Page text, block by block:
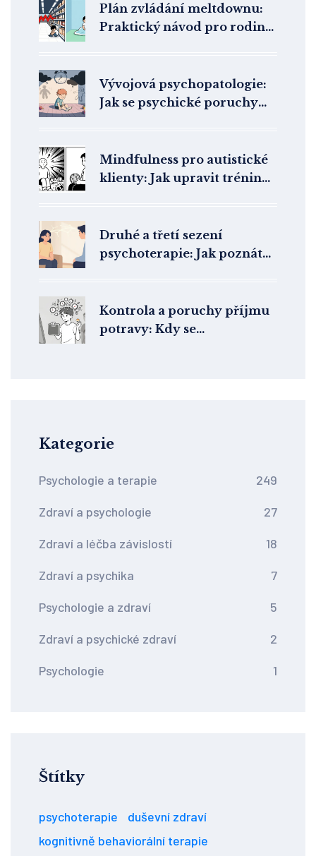
Plán zvládání meltdownu:
Praktický návod pro rodinu
Vývojová psychopatologie:
Jak se psychické poruchy
Mindfulness pro autistické
klienty: Jak upravit trénink
Druhé a třetí sezení
psychoterapie: Jak poznáte,
Kontrola a poruchy příjmu
potravy: Kdy se
Kategorie
Psychologie a terapie 249
Zdraví a psychologie 27
Zdraví a léčba závislostí 18
Zdraví a psychika 7
Psychologie a zdraví 5
Zdraví a psychické zdraví 2
Psychologie 1
Štítky
psychoterapie
duševní zdraví
kognitivně behaviorální terapie